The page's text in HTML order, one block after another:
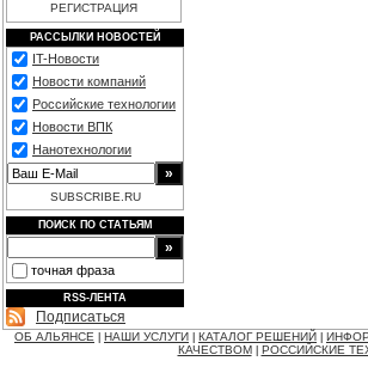
РЕГИСТРАЦИЯ
РАССЫЛКИ НОВОСТЕЙ
IT-Новости
Новости компаний
Российские технологии
Новости ВПК
Нанотехнологии
SUBSCRIBE.RU
ПОИСК ПО СТАТЬЯМ
точная фраза
RSS-ЛЕНТА
Подписаться
ОБ АЛЬЯНСЕ НАШИ УСЛУГИ КАТАЛОГ РЕШЕНИЙ
КАЧЕСТВОМ
РОССИЙСКИЕ